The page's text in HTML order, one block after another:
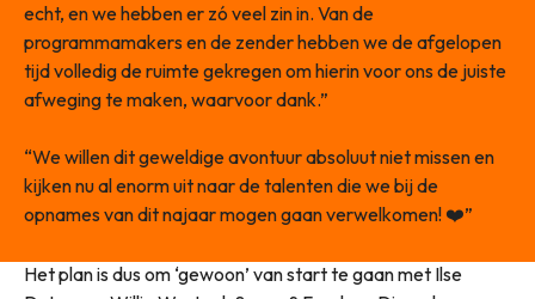
echt, en we hebben er zó veel zin in. Van de
programmamakers en de zender hebben we de afgelopen
tijd volledig de ruimte gekregen om hierin voor ons de juiste
afweging te maken, waarvoor dank.”
“We willen dit geweldige avontuur absoluut niet missen en
kijken nu al enorm uit naar de talenten die we bij de
opnames van dit najaar mogen gaan verwelkomen! ❤️”
Het plan is dus om ‘gewoon’ van start te gaan met Ilse